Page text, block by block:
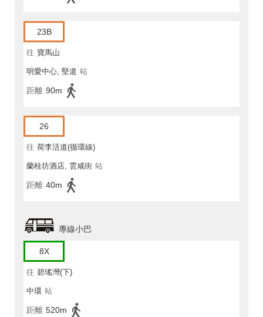
23B
往 寶馬山
明愛中心, 堅道 站
距離 90m
26
往 荷李活道(循環線)
蘭桂坊酒店, 雲咸街 站
距離 40m
專線小巴
8X
往 碧瑤灣(下)
中環 站
距離 520m